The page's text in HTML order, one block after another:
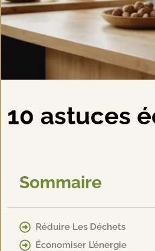
10 astuces
Sommaire
Réduire Les Déchets
Économiser L’énergie